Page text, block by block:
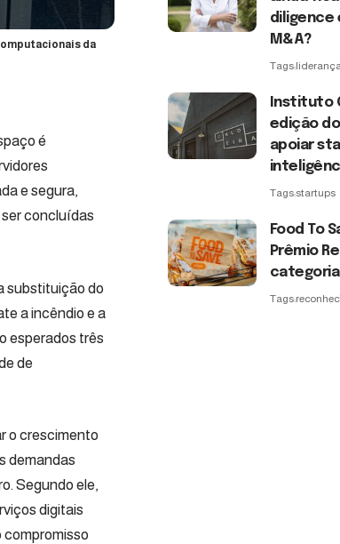
da
é
e segura,
concluídas
substituição do
a incêndio e a
esperados três
de
o crescimento
demandas
Segundo ele,
digitais
compromisso
diligence
M&A?
Tags:
Instituto
edição
apoiar
Tags:startups
Food To
Prêmio
Tags: